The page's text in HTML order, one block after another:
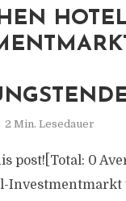
2 Min. Lesedauer
post![Total: 0
Investmentmarkt